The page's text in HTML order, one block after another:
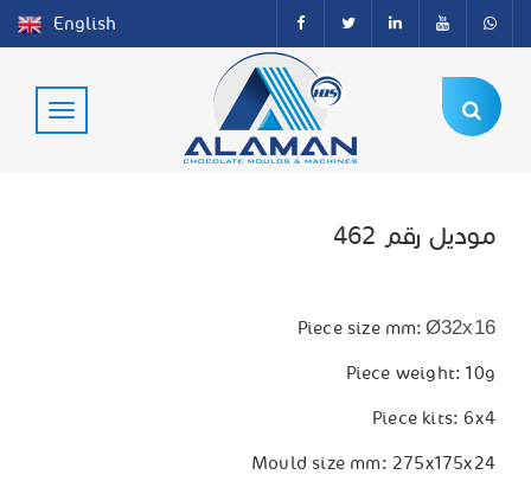
English
موديل رقم 462
Piece size mm: Ø32x16
Piece weight: 10g
Piece kits: 6x4
Mould size mm: 275x175x24